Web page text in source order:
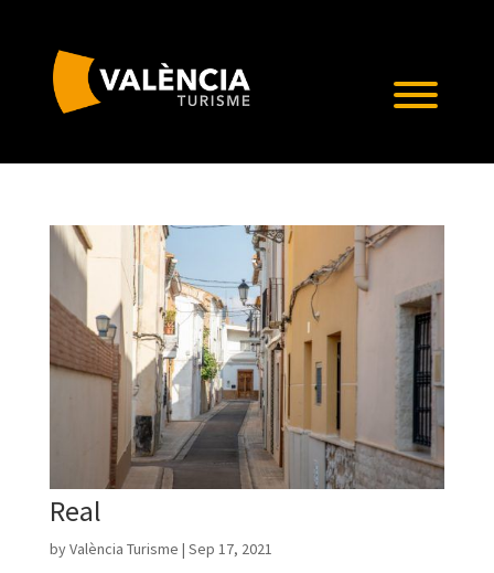
Real
byValència Turisme | Sep 17, 2021